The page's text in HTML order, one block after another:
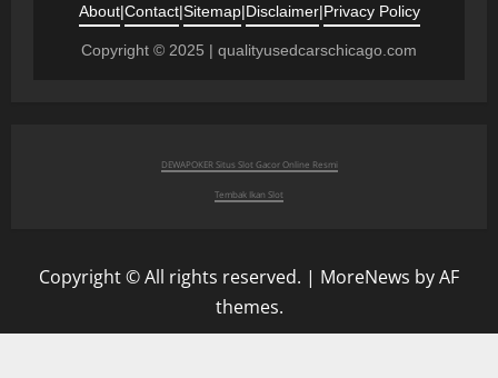
About|Contact|Sitemap|Disclaimer|Privacy Policy
Copyright © 2025 | qualityusedcarschicago.com
DEWAPOKER Situs Slot Gacor Online Resmi
Tembak Ikan Slot
Copyright © All rights reserved. | MoreNews by AF
themes.